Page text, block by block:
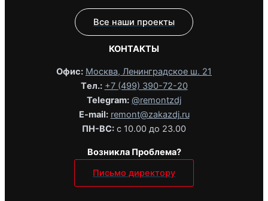
Все наши проекты
КОНТАКТЫ
Офис: Москва, Ленинградское ш. 21
Tел.: +7 (499) 390-72-20
Telegram: @remontzdj‬
E-mail: remont@zakazdj.ru
ПН-ВС: с 10.00 до 23.00
Возникла Проблема?
Письмо директору